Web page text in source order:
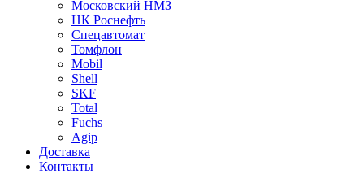
Московский НМЗ
НК Роснефть
Спецавтомат
Томфлон
Mobil
Shell
SKF
Total
Fuchs
Agip
Доставка
Контакты